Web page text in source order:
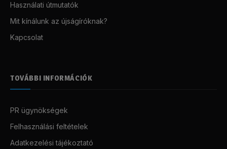
Használati útmutatók
Mit kínálunk az újságíróknak?
Kapcsolat
TOVÁBBI INFORMÁCIÓK
PR ügynökségek
Felhasználási feltételek
Adatkezelési tájékoztató